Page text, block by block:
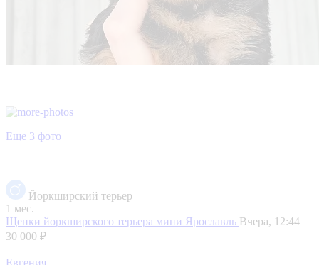
Еще 3 фото
Йоркширский терьер
1 мес.
Щенки йоркширского терьера мини Ярославль Вчера, 12:44
30 000 ₽
Евгения